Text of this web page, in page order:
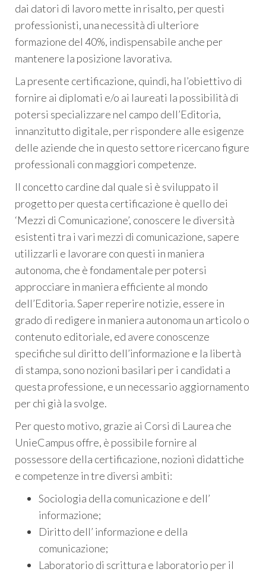
dai datori di lavoro mette in risalto, per questi
professionisti, una necessità di ulteriore
formazione del 40%, indispensabile anche per
mantenere la posizione lavorativa.
La presente certificazione, quindi, ha l’obiettivo di
fornire ai diplomati e/o ai laureati la possibilità di
potersi specializzare nel campo dell’Editoria,
innanzitutto digitale, per rispondere alle esigenze
delle aziende che in questo settore ricercano figure
professionali con maggiori competenze.
Il concetto cardine dal quale si è sviluppato il
progetto per questa certificazione è quello dei
‘Mezzi di Comunicazione’, conoscere le diversità
esistenti tra i vari mezzi di comunicazione, sapere
utilizzarli e lavorare con questi in maniera
autonoma, che è fondamentale per potersi
approcciare in maniera efficiente al mondo
dell’Editoria. Saper reperire notizie, essere in
grado di redigere in maniera autonoma un articolo o
contenuto editoriale, ed avere conoscenze
specifiche sul diritto dell’informazione e la libertà
di stampa, sono nozioni basilari per i candidati a
questa professione, e un necessario aggiornamento
per chi già la svolge.
Per questo motivo, grazie ai Corsi di Laurea che
UnieCampus offre, è possibile fornire al
possessore della certificazione, nozioni didattiche
e competenze in tre diversi ambiti:
Sociologia della comunicazione e dell’
informazione;
Diritto dell’ informazione e della
comunicazione;
Laboratorio di scrittura e laboratorio per il